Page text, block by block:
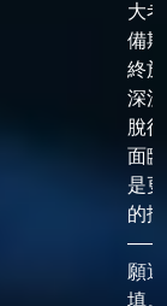
大
備
終
深
脫
面
是
的
——
願選
填